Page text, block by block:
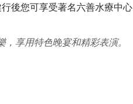
後您可享受著名六善水療中心
，享用特色晚宴和精彩表演。